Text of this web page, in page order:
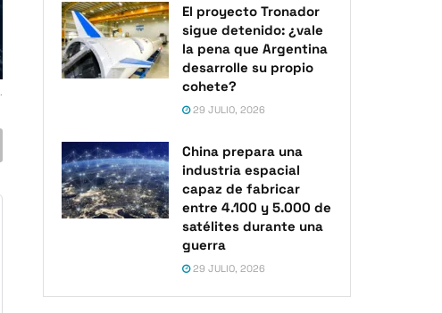
El proyecto Tronador
sigue detenido: ¿vale
la pena que Argentina
desarrolle su propio
cohete?
29 JULIO, 2026
China prepara una
industria espacial
capaz de fabricar
entre 4.100 y 5.000 de
satélites durante una
guerra
29 JULIO, 2026